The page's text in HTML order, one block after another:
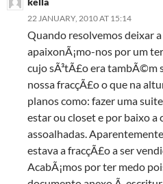
22 JANUARY, 2010 AT 15:14
Quando resolvemos deixar
apaixonÃ¡mo-nos por um
cujo sÃ³tÃ£o era tambÃ©m
nossa fracçÃ£o o que na
planos como: fazer uma
estar ou closet e por baixo a
assoalhadas.
estava a fracçÃ£o a ser
AcabÃ¡mos por ter medo